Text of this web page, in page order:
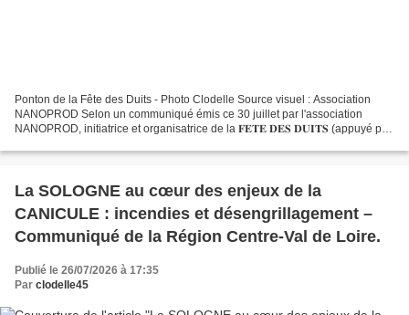
Ponton de la Fête des Duits - Photo Clodelle Source visuel : Association
NANOPROD Selon un communiqué émis ce 30 juillet par l'association
NANOPROD, initiatrice et organisatrice de la 𝐅𝐄𝐓𝐄 𝐃𝐄𝐒 𝐃𝐔𝐈𝐓𝐒 (appuyé par
La SOLOGNE au cœur des enjeux de la
CANICULE : incendies et désengrillagement –
Communiqué de la Région Centre-Val de Loire.
Publié le 26/07/2026 à 17:35
Par clodelle45